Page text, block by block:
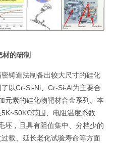
的研制
铸造法制备出较大尺寸的硅化
以Cr-Si-Ni、Cr-Si-Al为主要合
元素的硅化物靶材合金系列。本
范围、电阻温度系数
，且具有阻值集中、分档少的
载、延长老化试验寿命等方面